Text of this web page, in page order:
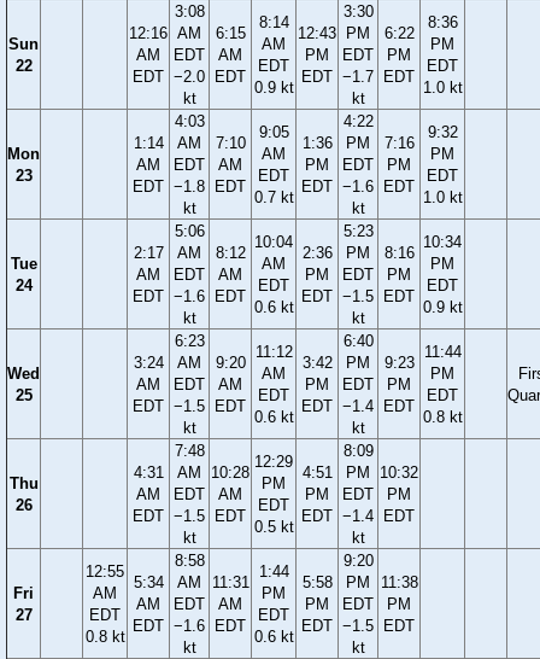
Sun
22
12:16
AM
EDT
3:08
AM
EDT
−2.0
kt
6:15
AM
EDT
8:14
AM
EDT
0.9 kt
12:43
PM
EDT
3:30
PM
EDT
−1.7
kt
6:22
PM
EDT
8:36
PM
EDT
1.0 kt
Mon
23
1:14
AM
EDT
4:03
AM
EDT
−1.8
kt
7:10
AM
EDT
9:05
AM
EDT
0.7 kt
1:36
PM
EDT
4:22
PM
EDT
−1.6
kt
7:16
PM
EDT
9:32
PM
EDT
1.0 kt
Tue
24
2:17
AM
EDT
5:06
AM
EDT
−1.6
kt
8:12
AM
EDT
10:04
AM
EDT
0.6 kt
2:36
PM
EDT
5:23
PM
EDT
−1.5
kt
8:16
PM
EDT
10:34
PM
EDT
0.9 kt
Wed
25
3:24
AM
EDT
6:23
AM
EDT
−1.5
kt
9:20
AM
EDT
11:12
AM
EDT
0.6 kt
3:42
PM
EDT
6:40
PM
EDT
−1.4
kt
9:23
PM
EDT
11:44
PM
EDT
0.8 kt
Thu
26
4:31
AM
EDT
7:48
AM
EDT
−1.5
kt
10:28
AM
EDT
12:29
PM
EDT
0.5 kt
4:51
PM
EDT
8:09
PM
EDT
−1.4
kt
10:32
PM
EDT
Fri
27
12:55
AM
EDT
0.8 kt
5:34
AM
EDT
8:58
AM
EDT
−1.6
kt
11:31
AM
EDT
1:44
PM
EDT
0.6 kt
5:58
PM
EDT
9:20
PM
EDT
−1.5
kt
11:38
PM
EDT